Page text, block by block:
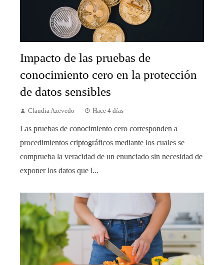
Impacto de las pruebas de
conocimiento cero en la protección
de datos sensibles
Claudia Azevedo Hace 4 días
Las pruebas de conocimiento cero corresponden a
procedimientos criptográficos mediante los cuales se
comprueba la veracidad de un enunciado sin necesidad de
exponer los datos que l...